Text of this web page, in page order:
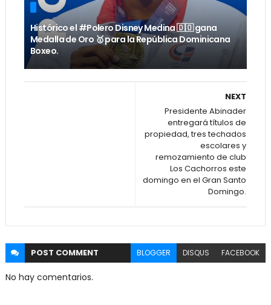
Histórico el #Polero Disney Medina 🇩🇴 gana
Medalla de Oro 🥇 para la República Dominicana
Boxeo.
NEXT
Presidente Abinader
entregará títulos de
propiedad, tres techados
escolares y
remozamiento de club
Los Cachorros este
domingo en el Gran Santo
Domingo.
POST COMMENT BLOGGER DISQUS FACEBOOK
No hay comentarios.